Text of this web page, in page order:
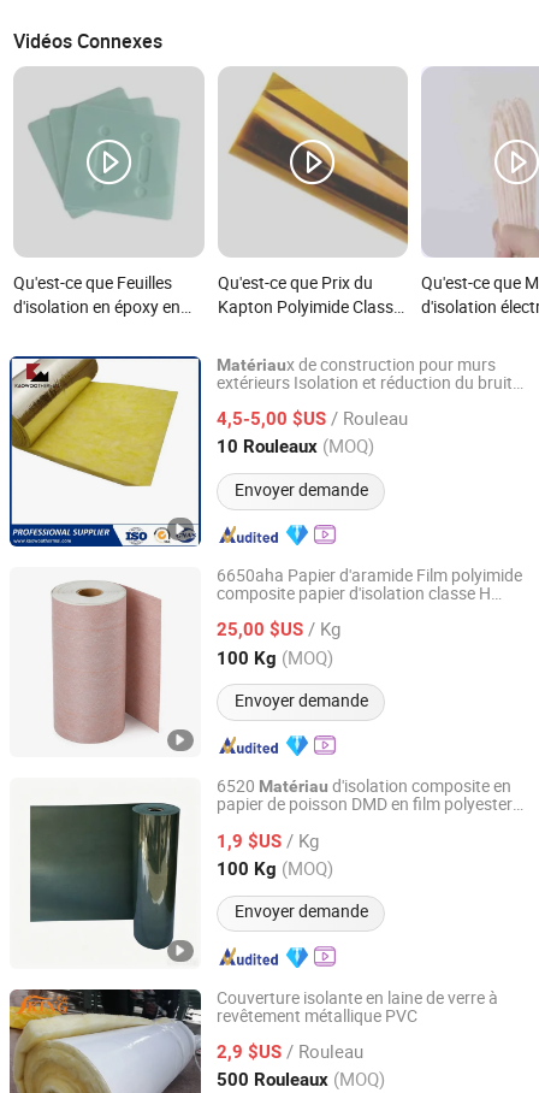
Vidéos Connexes
Qu'est-ce que Feuilles
d'isolation en époxy en
protection des matériaux
électriques
Qu'est-ce que Prix du
Kapton Polyimide Classe
Matériau d'Isolation Film
Kapton
Qu'est-ce que
d'isolation
tressé en gros
Matériaux de construction pour murs
extérieurs Isolation et réduction du bruit
4,5-5,00 $US / Rouleau
10 Rouleaux (MOQ)
Envoyer demande
Kaowoo Thermal Insulation Co., Ltd
Jiangsu, China Depuis 2025
6650aha Papier d'aramide Film polyimide
composite papier d'isolation classe H
25,00 $US / Kg
100 Kg (MOQ)
Envoyer demande
Xuchang Zhongcheng Insulation Materials Co., Ltd.
Henan, China Depuis 2026
6520 Matériau d'isolation composite en
papier de poisson DMD en film polyester
d'isolation de classe F
1,9 $US / Kg
100 Kg (MOQ)
Envoyer demande
Xuchang Zhongcheng Insulation Materials Co., Ltd.
Henan, China Depuis 2026
Couverture isolante en laine de verre à
revêtement métallique PVC
2,9 $US / Rouleau
500 Rouleaux (MOQ)
Tianjin Iking Gerui Tech Co., Ltd.
Tianjin, China Depuis 2015